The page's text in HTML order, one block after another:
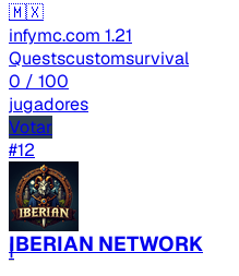
🇲🇽
infymc.com 1.21
Questscustomsurvival
0 / 100
jugadores
Votar
#12
IIBERIAN NETWORK